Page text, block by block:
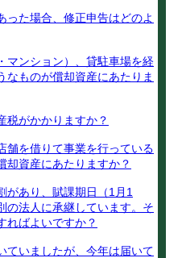
った場合、修正申告はどのよ
マンション）、貸駐車場を経
なものが償却資産にあたりま
税がかかりますか？
舗を借りて事業を行っている
却資産にあたりますか？
があり、賦課期日（1月1
の法人に承継しています。そ
ればよいですか？
ていましたが、今年は届いて